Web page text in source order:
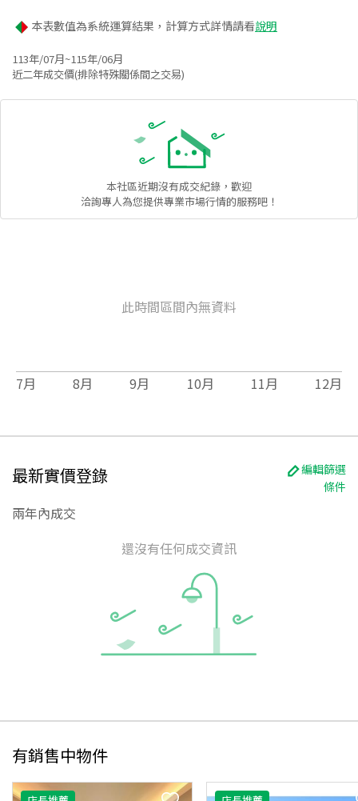
本表數值為系統運算結果，計算方式詳情請看說明
113年/07月~115年/06月
近二年成交價(排除特殊關係間之交易)
本社區近期沒有成交紀錄，歡迎
洽詢專人為您提供專業市場行情的服務吧！
此時間區間內無資料
7月 8月 9月 10月 11月 12月
最新實價登錄
編輯篩選
條件
兩年內成交
還沒有任何成交資訊
有銷售中物件